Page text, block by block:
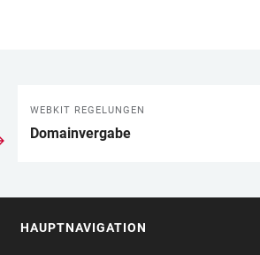
LINKS
WEBKIT REGELUNGEN
Domainvergabe
HAUPTNAVIGATION